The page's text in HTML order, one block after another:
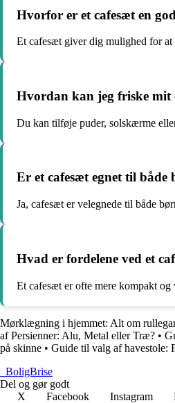
Hvorfor er et cafesæt en
Et cafesæt giver dig mulighed for at
Hvordan kan jeg friske mit
Du kan tilføje puder, solskærme
Er et cafesæt egnet til både
Ja, cafesæt er velegnede til både
Hvad er fordelene ved et
Et cafesæt er ofte mere kompakt
Mørklægning i hjemmet: Alt om
af Persienner: Alu, Metal eller Træ? •
på skinne • Guide til valg af havestole:
BoligBrise
Del og gør godt
X
Facebook Instagram